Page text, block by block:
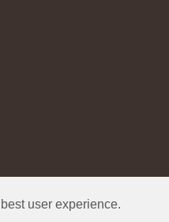
user experience.